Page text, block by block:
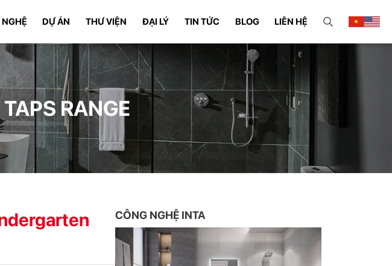
DỰ ÁN THƯ VIỆN ĐẠI LÝ TIN TỨC BLOG LIÊN HỆ
RANGE
CÔNG NGHỆ INTA